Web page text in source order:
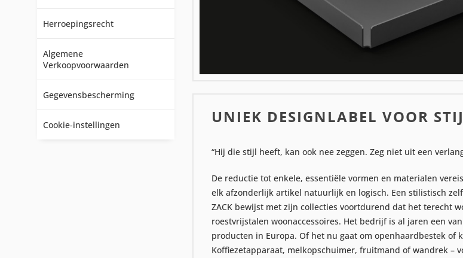
Herroepingsrecht
Algemene
Verkoopvoorwaarden
Gegevensbescherming
Cookie-instellingen UNIEK DESIGNLABEL VOOR
“Hij die stijl heeft, kan ook nee zeggen. Zeg niet uit een
De reductie tot enkele, essentiële vormen en materialen
elk afzonderlijk artikel natuurlijk en logisch. Een stilistisch
ZACK bewijst met zijn collecties voortdurend dat het terecht
roestvrijstalen woonaccessoires. Het bedrijf is al jaren een
producten in Europa. Of het nu gaat om openhaardbestek
Koffiezetapparaat, melkopschuimer, fruitmand of wandrek –